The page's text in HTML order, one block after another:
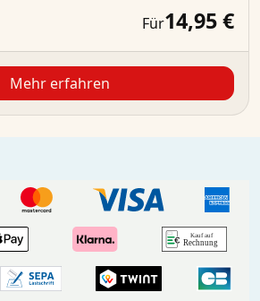
Für14,95 €
Mehr erfahren